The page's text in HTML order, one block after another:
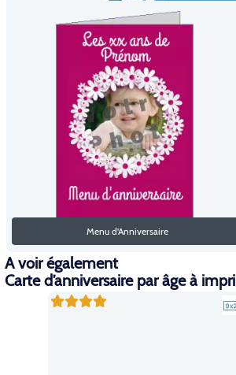
Menu d'Anniversaire
A voir également
Carte d’anniversaire par âge à